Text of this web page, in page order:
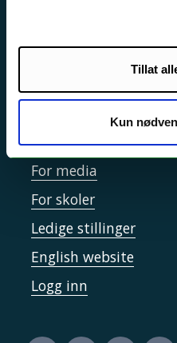
Tillat
Kun
Sikkerhet,
Informasjonskapsler
Kontakt UiT
For media
For skoler
Ledige stillinger
English website
Logg inn